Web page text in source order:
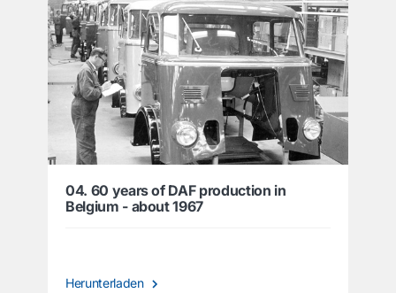
04. 60 years of DAF production in
Belgium - about 1967
Herunterladen